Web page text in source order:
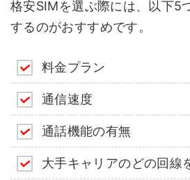
格安SIMを選ぶ際には、以下5
するのがおすすめです。
料金プラン
通信速度
通話機能の有無
大手キャリアのどの回線